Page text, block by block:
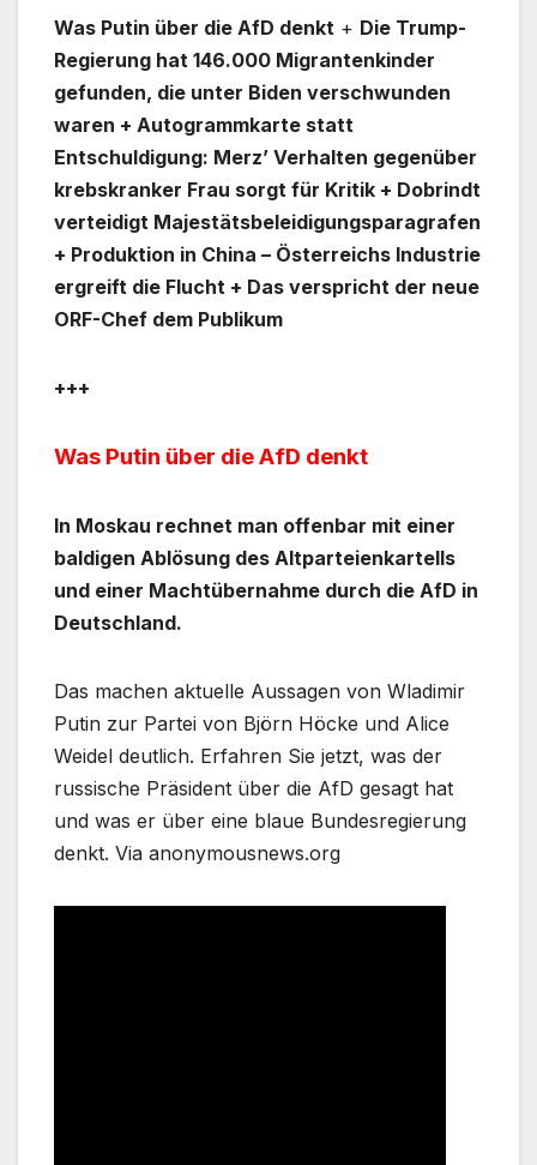
Was Putin über die AfD denkt + Die Trump-
Regierung hat 146.000 Migrantenkinder
gefunden, die unter Biden verschwunden
waren + Autogrammkarte statt
Entschuldigung: Merz’ Verhalten gegenüber
krebskranker Frau sorgt für Kritik + Dobrindt
verteidigt Majestätsbeleidigungsparagrafen
+ Produktion in China – Österreichs Industrie
ergreift die Flucht + Das verspricht der neue
ORF-Chef dem Publikum
+++
Was Putin über die AfD denkt
In Moskau rechnet man offenbar mit einer
baldigen Ablösung des Altparteienkartells
und einer Machtübernahme durch die AfD in
Deutschland.
Das machen aktuelle Aussagen von Wladimir
Putin zur Partei von Björn Höcke und Alice
Weidel deutlich. Erfahren Sie jetzt, was der
russische Präsident über die AfD gesagt hat
und was er über eine blaue Bundesregierung
denkt. Via anonymousnews.org